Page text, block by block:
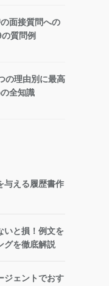
面接質問への
質問例
の理由別に最高
全知識
与える履歴書作
いと損！例文を
グを徹底解説
ジェントでおす